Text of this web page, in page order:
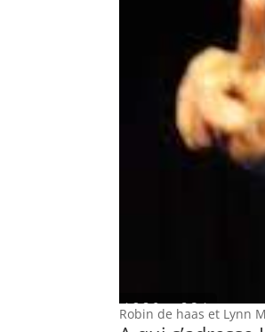
Robin de haas et Lynn